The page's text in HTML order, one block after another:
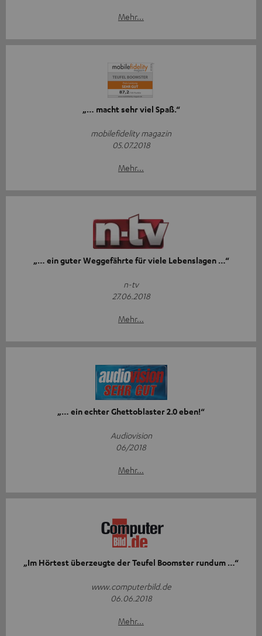
Mehr...
„… macht sehr viel Spaß.“
mobilefidelity magazin
05.07.2018
Mehr...
„… ein guter Weggefährte für viele Lebenslagen …“
n-tv
27.06.2018
Mehr...
„… ein echter Ghettoblaster 2.0 eben!“
Audiovision
06/2018
Mehr...
„Im Hörtest überzeugte der Teufel Boomster rundum …“
www.computerbild.de
06.06.2018
Mehr...